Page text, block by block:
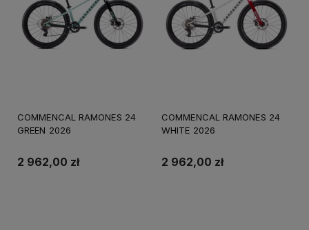
COMMENCAL RAMONES 24
GREEN 2026
2 962,00 zł
COMMENCAL RAMONES 24
WHITE 2026
2 962,00 zł